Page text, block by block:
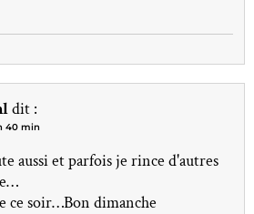
dit :
40 min
aussi et parfois je rince d'autres
ce soir…Bon dimanche